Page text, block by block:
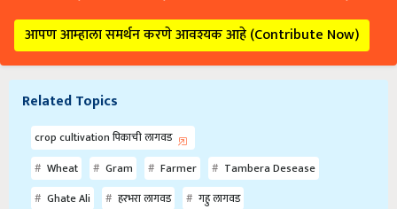
आपण आम्हाला समर्थन करणे आवश्यक आहे (Contribute Now)
Related Topics
crop cultivation पिकाची लागवड
Wheat
Gram Farmer
Tambera Desease
Ghate Ali
हरभरा लागवड गहु लागवड